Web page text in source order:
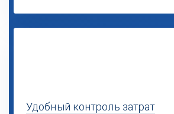
Удобный контроль затрат